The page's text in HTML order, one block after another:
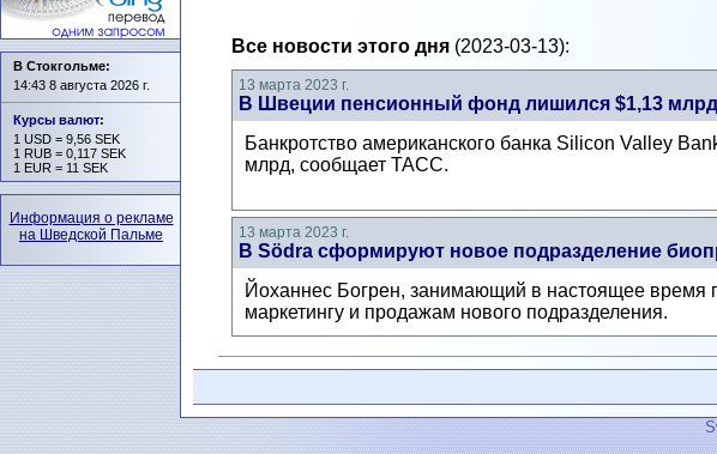
Все новости этого дня(2023-03-13):
13 марта 2023 г.
В Швеции пенсионный фонд лишился $1,13 млрд
Банкротство американского банка Silicon Valley
млрд, сообщает ТАСС.
13 марта 2023 г.
В Södra сформируют новое подразделение
Йоханнес Богрен, занимающий в настоящее время
маркетингу и продажам нового подразделения.
В Стокгольме:
14:43 8 августа 2026 г.
Курсы валют:
1 USD = 9,56 SEK
1 RUB = 0,117 SEK
1 EUR = 11 SEK
Информация о рекламе
на Шведской Пальме